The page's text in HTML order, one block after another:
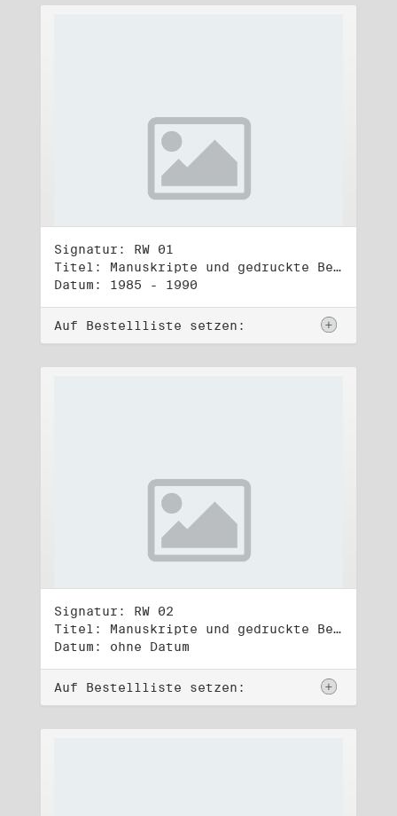
Signatur: RW 01
Titel: Manuskripte und gedruckte Belege (1)
Datum: 1985 - 1990
Auf Bestellliste setzen:
Signatur: RW 02
Titel: Manuskripte und gedruckte Belege (2)
Datum: ohne Datum
Auf Bestellliste setzen: